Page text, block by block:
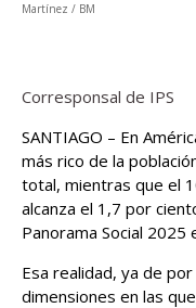
Martínez / BM
Corresponsal de IPS
SANTIAGO – En
más rico de la
total, mientras que el
alcanza el 1,7 por
Panorama Social
Esa realidad, ya de
dimensiones en las